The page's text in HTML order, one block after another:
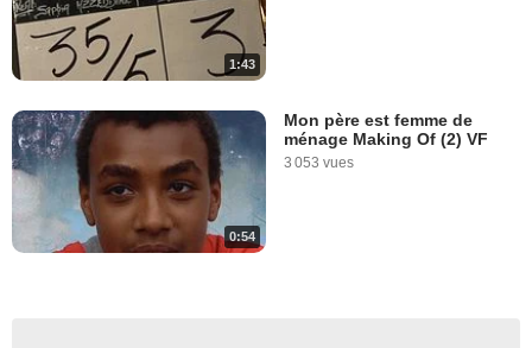
1:43
0:54
Mon père est femme de
ménage Making Of (2) VF
3 053 vues